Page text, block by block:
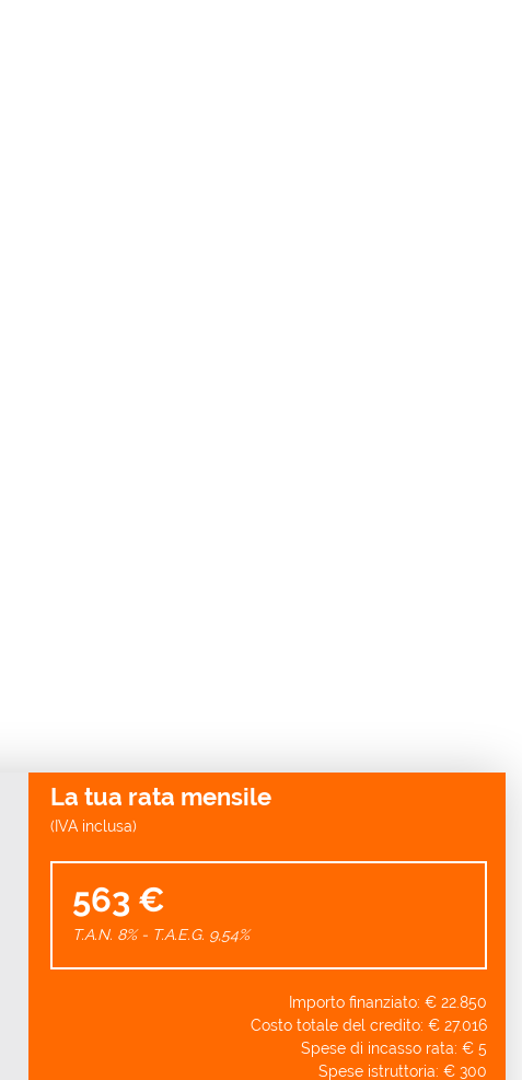
La tua rata mensile
(IVA inclusa)
563 €
T.A.N. 8% - T.A.E.G. 9,54%
Importo finanziato: € 22.850
Costo totale del credito: € 27.016
Spese di incasso rata: € 5
Spese istruttoria: € 300